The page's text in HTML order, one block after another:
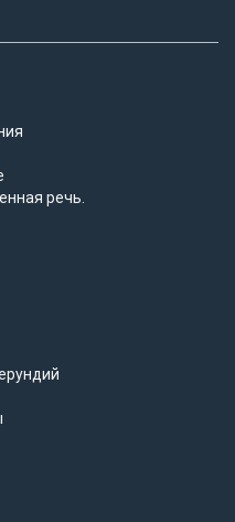
речь.